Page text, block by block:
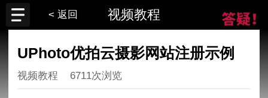
< 返回 视频教程
UPhoto优拍云摄影网站注册示例
视频教程 6711次浏览